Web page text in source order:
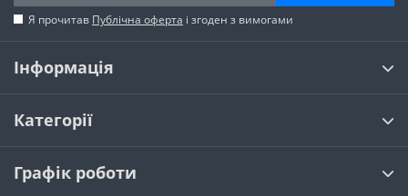
Я прочитав Публічна оферта і згоден з вимогами
Інформація
Категорії
Графік роботи